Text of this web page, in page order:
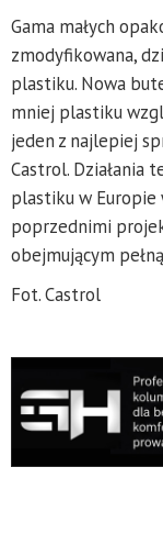
Gama małych
zmodyfikowana,
plastiku. Nowa
mniej plastiku
jeden z najlepiej
Castrol. Działania
plastiku w Europie
poprzednimi
obejmującym
Fot. Castrol